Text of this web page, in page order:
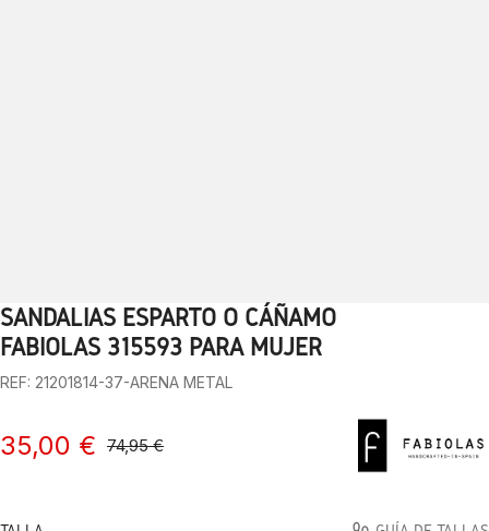
1 2 3 4 5 6 7 8
SANDALIAS ESPARTO O CÁÑAMO
FABIOLAS 315593 PARA MUJER
REF: 21201814-37-ARENA METAL
35,00 € 74,95 €